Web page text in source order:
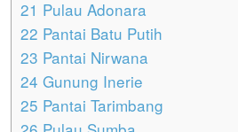
21 Pulau Adonara
22 Pantai Batu Putih
23 Pantai Nirwana
24 Gunung Inerie
25 Pantai Tarimbang